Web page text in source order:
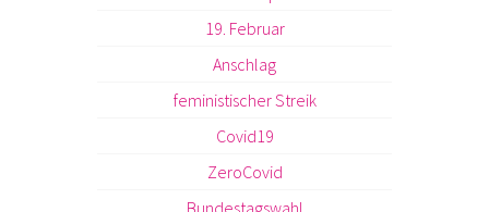
19. Februar
Anschlag
feministischer Streik
Covid19
ZeroCovid